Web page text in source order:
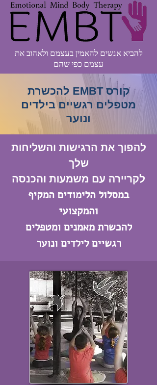
להביא אנשים להאמין בעצמם ולאהוב את
עצמם כפי שהם
קורס EMBT להכשרת
מטפלים רגשיים בילדים
ונוער
להפוך את הרגישות והשליחות
שלך
לקריירה עם משמעות והכנסה
במסלול הלימודים המקיף
והמקצועי
להכשרת מאמנים ומטפלים
רגשיים לילדים ונוער